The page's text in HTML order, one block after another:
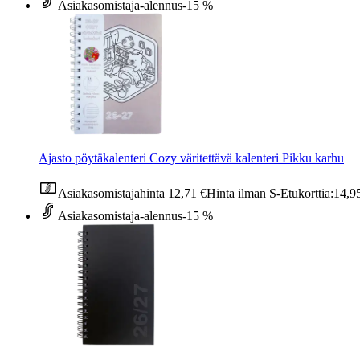
Asiakasomistaja-alennus-15 %
Ajasto pöytäkalenteri Cozy väritettävä kalenteri Pikku karhu
Asiakasomistajahinta 12,71 €Hinta ilman S-Etukorttia:
Asiakasomistaja-alennus-15 %